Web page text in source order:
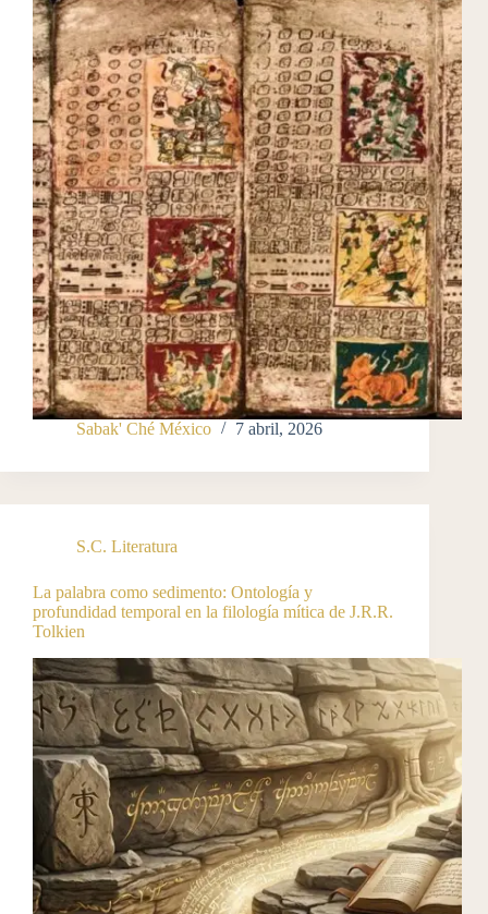
Sabak' Ché México 7 abril, 2026
S.C. Literatura
La palabra como sedimento: Ontología y
profundidad temporal en la filología mítica de J.R.R.
Tolkien